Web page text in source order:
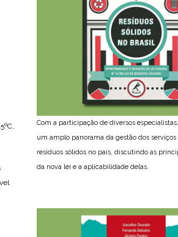
Com a participação de diversos
um amplo panorama da gestão dos
resíduos sólidos no país, discutindo as
da nova lei e a aplicabilidade delas.